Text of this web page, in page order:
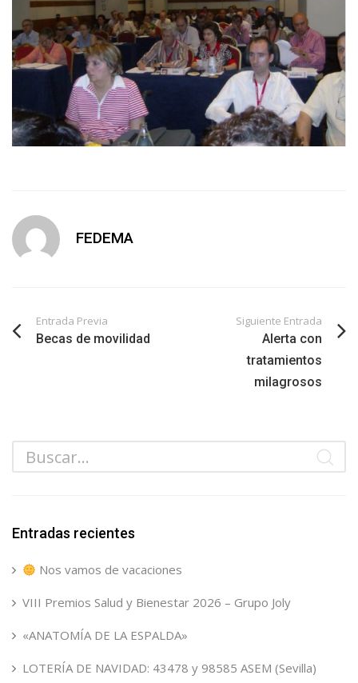
FEDEMA
Entrada Previa
Becas de movilidad
Siguiente Entrada
Alerta con
tratamientos
milagrosos
Entradas recientes
Nos vamos de vacaciones
VIII Premios Salud y Bienestar 2026 – Grupo Joly
«ANATOMÍA DE LA ESPALDA»
LOTERÍA DE NAVIDAD: 43478 y 98585 ASEM (Sevilla)